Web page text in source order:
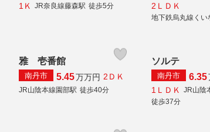
1Ｋ
JR奈良線藤森駅 徒歩5分
2ＬＤＫ
地下鉄烏丸線くい
雅 壱番館
南丹市 5.45万万円 2ＤＫ
JR山陰本線園部駅 徒歩40分
ソルテ
南丹市 6.35
1ＬＤＫ
JR山陰
徒歩37分